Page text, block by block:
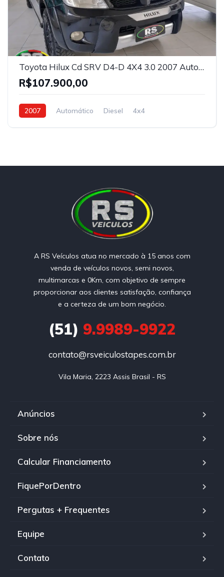
Toyota Hilux Cd SRV D4-D 4X4 3.0 2007 Automática
R$107.900,00
2007 Automático Diesel 4x4
A RS Veículos atua no mercado à 15 anos com
venda de veículos novos, semi novos,
multimarcas e 0Km, com objetivo de sempre
proporcionar aos clientes satisfação, confiança
e a certeza de um bom negócio.
(51) 9.9989-9922
contato@rsveiculostapes.com.br
Vila Maria, 2223 Assis Brasil - RS
Anúncios
Sobre nós
Calcular Financiamento
FiquePorDentro
Pergutas + Frequentes
Equipe
Contato